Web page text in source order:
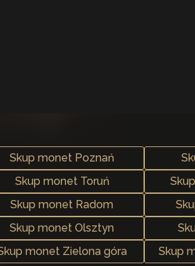
Skup monet Poznań
Skup monet Toruń
Skup monet Radom
Skup monet Olsztyn
monet Zielona góra Skup